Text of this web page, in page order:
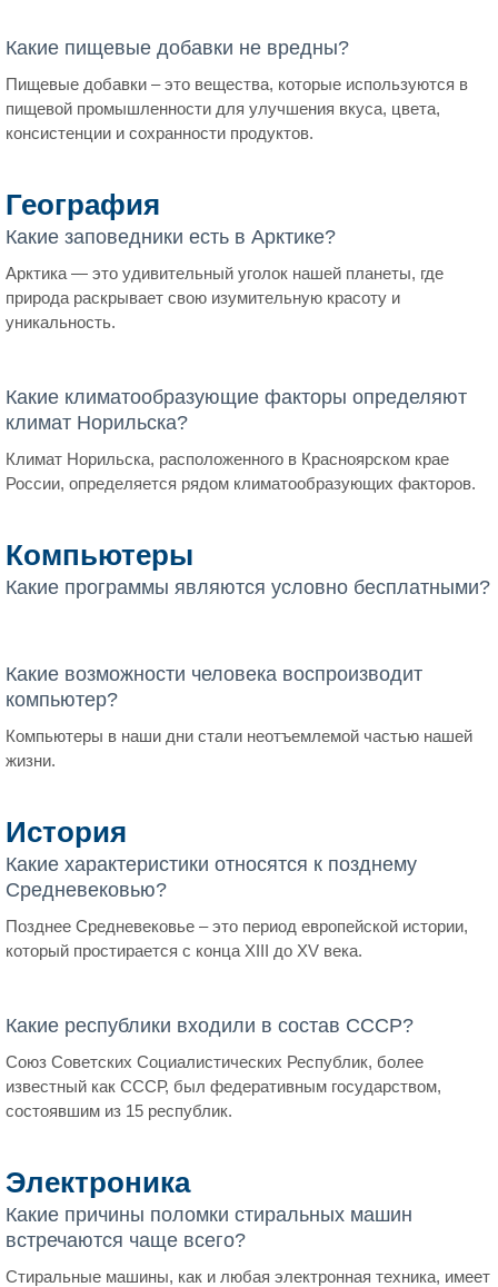
Какие пищевые добавки не вредны?
Пищевые добавки – это вещества, которые используются в
пищевой промышленности для улучшения вкуса, цвета,
консистенции и сохранности продуктов.
География
Какие заповедники есть в Арктике?
Арктика — это удивительный уголок нашей планеты, где
природа раскрывает свою изумительную красоту и
уникальность.
Какие климатообразующие факторы определяют
климат Норильска?
Климат Норильска, расположенного в Красноярском крае
России, определяется рядом климатообразующих факторов.
Компьютеры
Какие программы являются условно бесплатными?
Какие возможности человека воспроизводит
компьютер?
Компьютеры в наши дни стали неотъемлемой частью нашей
жизни.
История
Какие характеристики относятся к позднему
Средневековью?
Позднее Средневековье – это период европейской истории,
который простирается с конца XIII до XV века.
Какие республики входили в состав СССР?
Союз Советских Социалистических Республик, более
известный как СССР, был федеративным государством,
состоявшим из 15 республик.
Электроника
Какие причины поломки стиральных машин
встречаются чаще всего?
Стиральные машины, как и любая электронная техника, имеет